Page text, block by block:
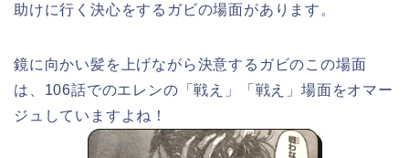
助けに行く決心をするガビの場面があります。
鏡に向かい髪を上げながら決意するガビのこの場面
は、106話でのエレンの「戦え」「戦え」場面をオマー
ジュしていますよね！